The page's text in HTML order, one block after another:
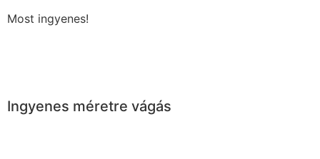
Most ingyenes!
Ingyenes méretre vágás